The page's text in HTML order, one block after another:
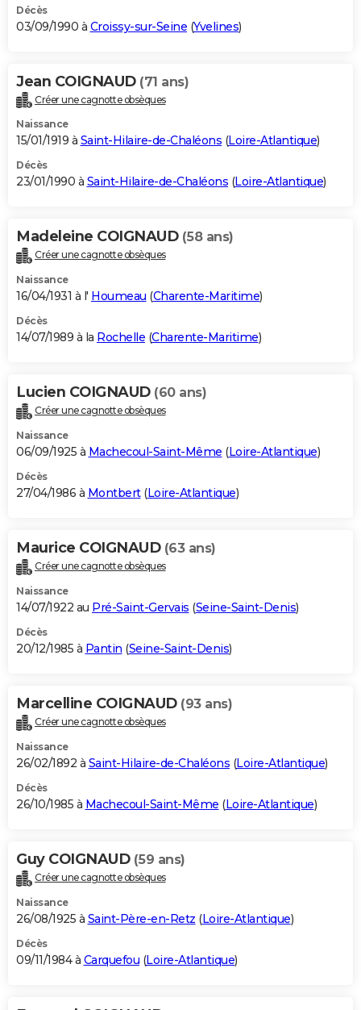
Décès
03/09/1990 à Croissy-sur-Seine (Yvelines)
Jean COIGNAUD (71 ans)
Créer une cagnotte obsèques
Naissance
15/01/1919 à Saint-Hilaire-de-Chaléons (Loire-Atlantique)
Décès
23/01/1990 à Saint-Hilaire-de-Chaléons (Loire-Atlantique)
Madeleine COIGNAUD (58 ans)
Créer une cagnotte obsèques
Naissance
16/04/1931 à l' Houmeau (Charente-Maritime)
Décès
14/07/1989 à la Rochelle (Charente-Maritime)
Lucien COIGNAUD (60 ans)
Créer une cagnotte obsèques
Naissance
06/09/1925 à Machecoul-Saint-Même (Loire-Atlantique)
Décès
27/04/1986 à Montbert(Loire-Atlantique)
Maurice COIGNAUD (63 ans)
Créer une cagnotte obsèques
Naissance
14/07/1922 au Pré-Saint-Gervais (Seine-Saint-Denis)
Décès
20/12/1985 à Pantin (Seine-Saint-Denis)
Marcelline COIGNAUD (93 ans)
Créer une cagnotte obsèques
Naissance
26/02/1892 à Saint-Hilaire-de-Chaléons (Loire-Atlantique)
Décès
26/10/1985 à Machecoul-Saint-Même (Loire-Atlantique)
Guy COIGNAUD (59 ans)
Créer une cagnotte obsèques
Naissance
26/08/1925 à Saint-Père-en-Retz (Loire-Atlantique)
Décès
09/11/1984 à Carquefou (Loire-Atlantique)